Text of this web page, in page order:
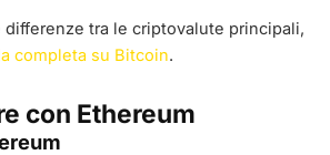
differenze tra le criptovalute principali,
completa su Bitcoin.
con Ethereum